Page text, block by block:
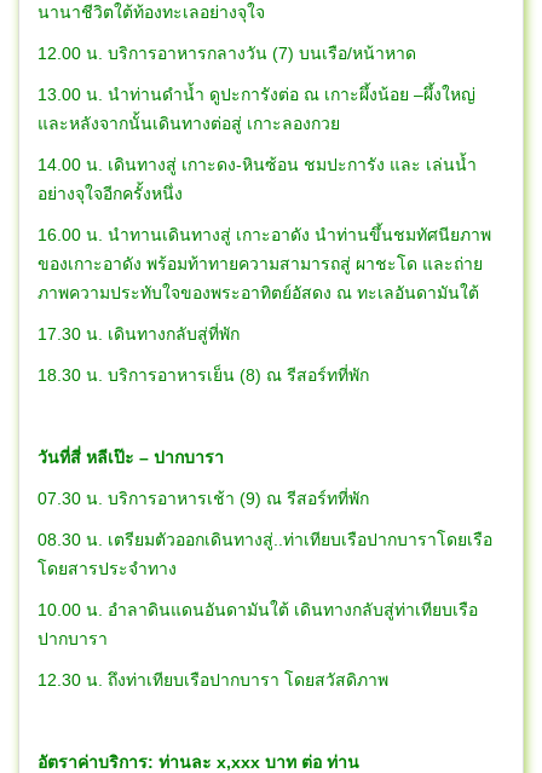
นานาชีวิตใต้ท้องทะเลอย่างจุใจ
12.00 น. บริการอาหารกลางวัน (7) บนเรือ/หน้าหาด
13.00 น. นำท่านดำน้ำ ดูปะการังต่อ ณ เกาะผึ้งน้อย –ผึ้งใหญ่
และหลังจากนั้นเดินทางต่อสู่ เกาะลองกวย
14.00 น. เดินทางสู่ เกาะดง-หินซ้อน ชมปะการัง และ เล่นน้ำ
อย่างจุใจอีกครั้งหนึ่ง
16.00 น. นำทานเดินทางสู่ เกาะอาดัง นำท่านขึ้นชมทัศนียภาพ
ของเกาะอาดัง พร้อมท้าทายความสามารถสู่ ผาชะโด และถ่าย
ภาพความประทับใจของพระอาทิตย์อัสดง ณ ทะเลอันดามันใต้
17.30 น. เดินทางกลับสู่ที่พัก
18.30 น. บริการอาหารเย็น (8) ณ รีสอร์ทที่พัก
วันที่สี่ หลีเป๊ะ – ปากบารา
07.30 น. บริการอาหารเช้า (9) ณ รีสอร์ทที่พัก
08.30 น. เตรียมตัวออกเดินทางสู่..ท่าเทียบเรือปากบาราโดยเรือ
โดยสารประจำทาง
10.00 น. อำลาดินแดนอันดามันใต้ เดินทางกลับสู่ท่าเทียบเรือ
ปากบารา
12.30 น. ถึงท่าเทียบเรือปากบารา โดยสวัสดิภาพ
อัตราค่าบริการ: ท่านละ x,xxx บาท ต่อ ท่าน